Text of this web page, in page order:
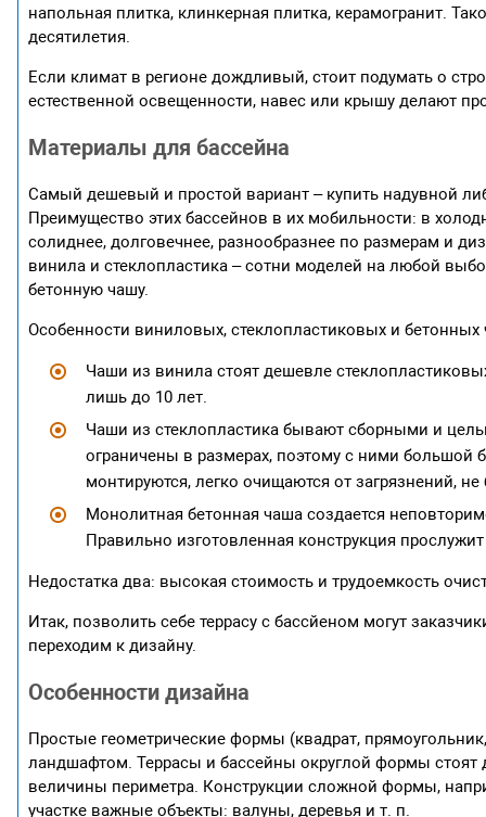
напольная плитка, клинкерная плитка, керамогранит.
десятилетия.
Если климат в регионе дождливый, стоит подумать о
естественной освещенности, навес или крышу делают
Материалы для бассейна
Самый дешевый и простой вариант – купить надувной
Преимущество этих бассейнов в их мобильности: в
солиднее, долговечнее, разнообразнее по размерам и
винила и стеклопластика – сотни моделей на любой
бетонную чашу.
Особенности виниловых, стеклопластиковых и бетонных
Чаши из винила стоят дешевле
лишь до 10 лет.
Чаши из стеклопластика бывают сборными и
ограничены в размерах, поэтому с ними большой
монтируются, легко очищаются от загрязнений,
Монолитная бетонная чаша создается
Правильно изготовленная конструкция
Недостатка два: высокая стоимость и трудоемкость
Итак, позволить себе террасу с бассйеном могут
переходим к дизайну.
Особенности дизайна
Простые геометрические формы (квадрат,
ландшафтом. Террасы и бассейны округлой формы стоят
величины периметра. Конструкции сложной формы,
участке важные объекты: валуны, деревья и т. п.